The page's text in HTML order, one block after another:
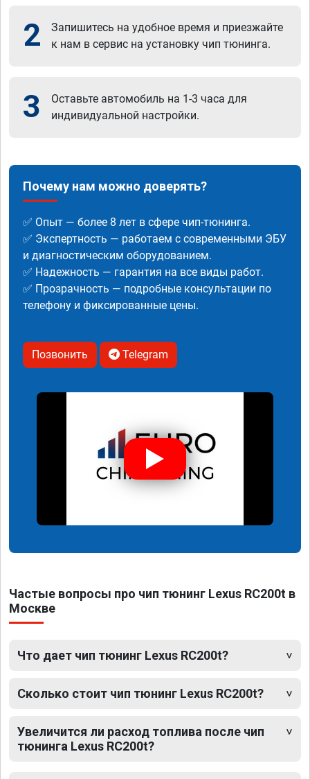
2
Запишитесь на удобное время и приезжайте
к нам в сервис на установку чип тюнинга.
3
Оставьте автомобиль на 1-3 часа для
индивидуальной настройки.
Почему нам можно доверять?
✅ Опыт — более 8 лет в сфере чип-тюнинга.
✅ Экспертность — работаем с современными ЭБУ
и диагностическим оборудованием.
✅ Надежность — гарантия на все виды работ.
✅ Прозрачность — подробные консультации по
телефону и фиксированные цены.
Позвонить Telegram
Частые вопросы про чип тюнинг Lexus RC200t в
Москве
Что дает чип тюнинг Lexus RC200t?
Сколько стоит чип тюнинг Lexus RC200t?
Увеличится ли расход топлива после чип
тюнинга Lexus RC200t?